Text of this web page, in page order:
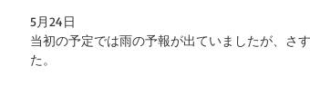
5月24日
当初の予定では雨の予報が出ていましたが、さ
た。